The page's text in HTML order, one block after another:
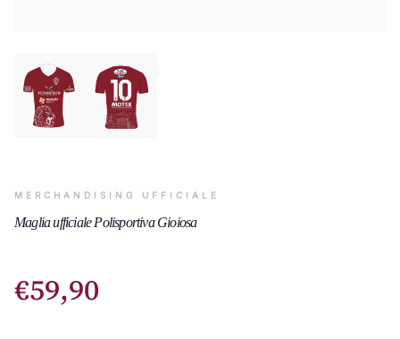
MERCHANDISING UFFICIALE
Maglia ufficiale Polisportiva Gioiosa
€59,90